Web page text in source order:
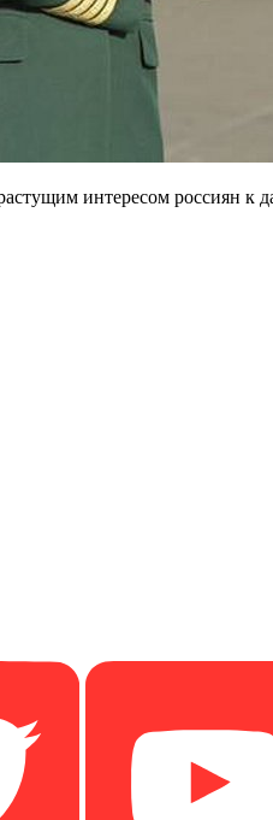
интересом россиян к